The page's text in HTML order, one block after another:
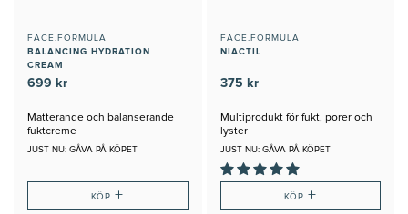
FACE.FORMULA
BALANCING HYDRATION
CREAM
699 kr
Matterande och balanserande
fuktcreme
JUST NU: GÅVA PÅ KÖPET
KÖP+
FACE.FORMULA
NIACTIL
375 kr
Multiprodukt för fukt, porer och
lyster
JUST NU: GÅVA PÅ KÖPET
KÖP +